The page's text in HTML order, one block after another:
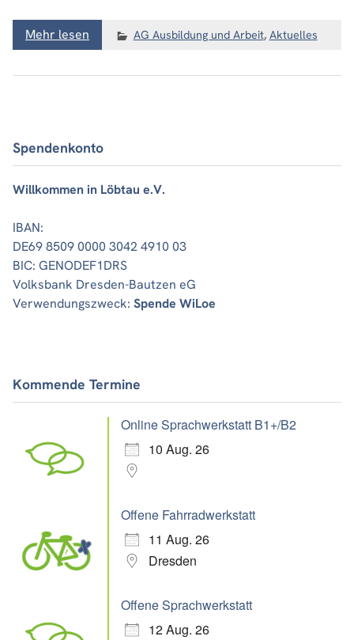
Mehr lesen AG Ausbildung und Arbeit, Aktuelles
Spendenkonto
Willkommen in Löbtau e.V.
IBAN:
DE69 8509 0000 3042 4910 03
BIC: GENODEF1DRS
Volksbank Dresden-Bautzen eG
Verwendungszweck: Spende WiLoe
Kommende Termine
Online Sprachwerkstatt B1+/B2
10 Aug. 26
Offene Fahrradwerkstatt
11 Aug. 26
Dresden
Offene Sprachwerkstatt
12 Aug. 26